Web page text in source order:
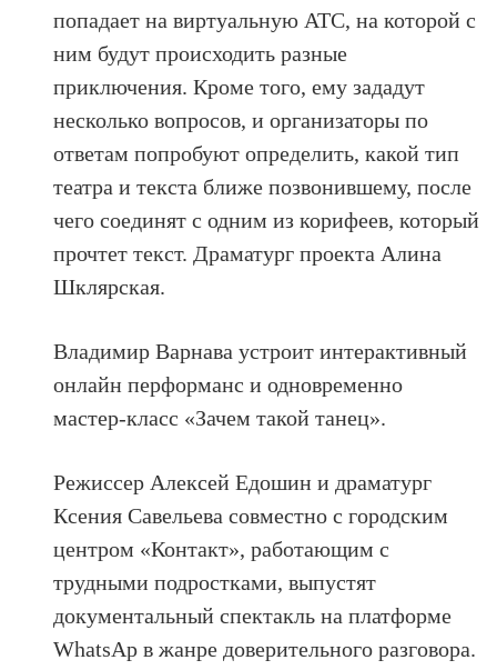
попадает на виртуальную АТС, на которой с
ним будут происходить разные
приключения. Кроме того, ему зададут
несколько вопросов, и организаторы по
ответам попробуют определить, какой тип
театра и текста ближе позвонившему, после
чего соединят с одним из корифеев, который
прочтет текст. Драматург проекта Алина
Шклярская.
Владимир Варнава устроит интерактивный
онлайн перформанс и одновременно
мастер-класс «Зачем такой танец».
Режиссер Алексей Едошин и драматург
Ксения Савельева совместно с городским
центром «Контакт», работающим с
трудными подростками, выпустят
документальный спектакль на платформе
WhatsAp в жанре доверительного разговора.